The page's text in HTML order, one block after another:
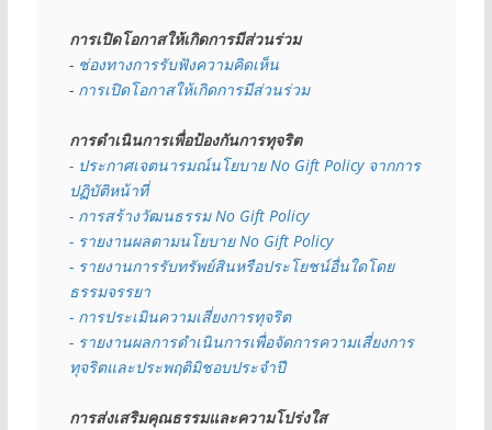
การเปิดโอกาสให้เกิดการมีส่วนร่วม
- ช่องทางการรับฟังความคิดเห็น
- การเปิดโอกาสให้เกิดการมีส่วนร่วม
การดำเนินการเพื่อป้องกันการทุจริต
- ประกาศเจตนารมณ์นโยบาย No Gift Policy จากการ
ปฏิบัติหน้าที่
- การสร้างวัฒนธรรม No Gift Policy
- รายงานผลตามนโยบาย No Gift Policy
- รายงานการรับทรัพย์สินหรือประโยชน์อื่นใดโดย
ธรรมจรรยา
- การประเมินความเสี่ยงการทุจริต
- รายงานผลการดำเนินการเพื่อจัดการความเสี่ยงการ
ทุจริตและประพฤติมิชอบประจำปี
การส่งเสริมคุณธรรมและความโปร่งใส